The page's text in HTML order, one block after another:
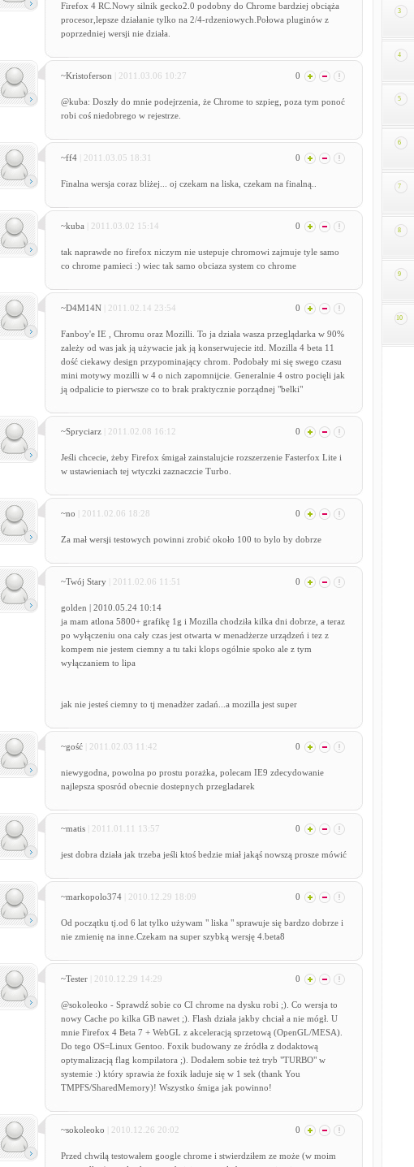
Firefox 4 RC.Nowy silnik gecko2.0 podobny do Chrome bardziej obciąża
procesor,lepsze działanie tylko na 2/4-rdzeniowych.Połowa pluginów z
poprzedniej wersji nie działa.
~Kristoferson | 2011.03.06 10:27 0
@kuba: Doszły do mnie podejrzenia, że Chrome to szpieg, poza tym ponoć
robi coś niedobrego w rejestrze.
~ff4 | 2011.03.05 18:31 0
Finalna wersja coraz bliżej... oj czekam na liska, czekam na finalną..
~kuba | 2011.03.02 15:14 0
tak naprawde no firefox niczym nie ustepuje chromowi zajmuje tyle samo
co chrome pamieci :) wiec tak samo obciaza system co chrome
~D4M14N | 2011.02.14 23:54 0
Fanboy'e IE , Chromu oraz Mozilli. To ja działa wasza przeglądarka w 90%
zależy od was jak ją używacie jak ją konserwujecie itd. Mozilla 4 beta 11
dość ciekawy design przypominający chrom. Podobały mi się swego czasu
mini motywy mozilli w 4 o nich zapomnijcie. Generalnie 4 ostro pocięli jak
ją odpalicie to pierwsze co to brak praktycznie porządnej "belki"
~Spryciarz | 2011.02.08 16:12 0
Jeśli chcecie, żeby Firefox śmigał zainstalujcie rozszerzenie Fasterfox Lite i
w ustawieniach tej wtyczki zaznaczcie Turbo.
~no | 2011.02.06 18:28 0
Za mał wersji testowych powinni zrobić około 100 to bylo by dobrze
~Twój Stary | 2011.02.06 11:51 0
golden | 2010.05.24 10:14
ja mam atlona 5800+ grafikę 1g i Mozilla chodziła kilka dni dobrze, a teraz
po wyłączeniu ona cały czas jest otwarta w menadżerze urządzeń i tez z
kompem nie jestem ciemny a tu taki klops ogólnie spoko ale z tym
wyłączaniem to lipa
jak nie jesteś ciemny to tj menadżer zadań...a mozilla jest super
~gość | 2011.02.03 11:42 0
niewygodna, powolna po prostu porażka, polecam IE9 zdecydowanie
najlepsza sposród obecnie dostepnych przegladarek
~matis | 2011.01.11 13:57 0
jest dobra działa jak trzeba jeśli ktoś bedzie miał jakąś nowszą prosze mówić
~markopolo374 | 2010.12.29 18:09 0
Od początku tj.od 6 lat tylko używam " liska " sprawuje się bardzo dobrze i
nie zmienię na inne.Czekam na super szybką wersję 4.beta8
~Tester | 2010.12.29 14:29 0
@sokoleoko - Sprawdź sobie co CI chrome na dysku robi ;). Co wersja to
nowy Cache po kilka GB nawet ;). Flash działa jakby chciał a nie mógł. U
mnie Firefox 4 Beta 7 + WebGL z akceleracją sprzetową (OpenGL/MESA).
Do tego OS=Linux Gentoo. Foxik budowany ze źródła z dodaktową
optymalizacją flag kompilatora ;). Dodałem sobie też tryb "TURBO" w
systemie :) który sprawia że foxik ładuje się w 1 sek (thank You
TMPFS/SharedMemory)! Wszystko śmiga jak powinno!
~sokoleoko | 2010.12.26 20:02 0
Przed chwilą testowałem google chrome i stwierdziłem ze może (w moim
3
4
5
6
7
8
9
10